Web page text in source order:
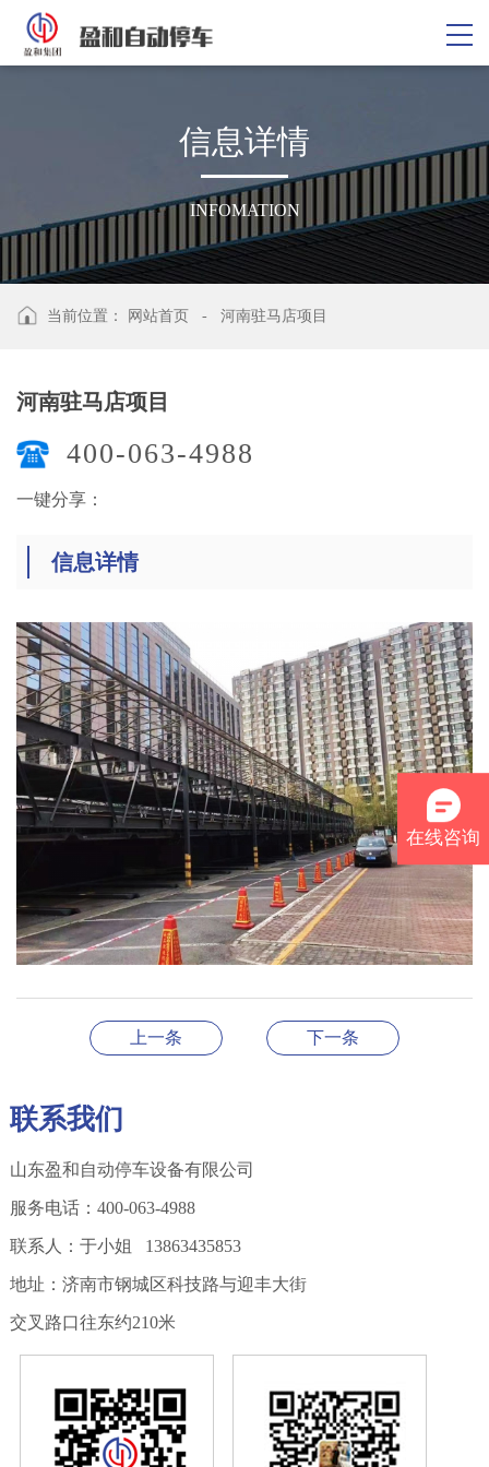
信息详情
INFOMATION
当前位置： 网站首页 - 河南驻马店项目
河南驻马店项目
400-063-4988
一键分享：
信息详情
上一条 下一条
联系我们
山东盈和自动停车设备有限公司
服务电话：400-063-4988
联系人：于小姐 13863435853
地址：济南市钢城区科技路与迎丰大街
交叉路口往东约210米
在线咨询